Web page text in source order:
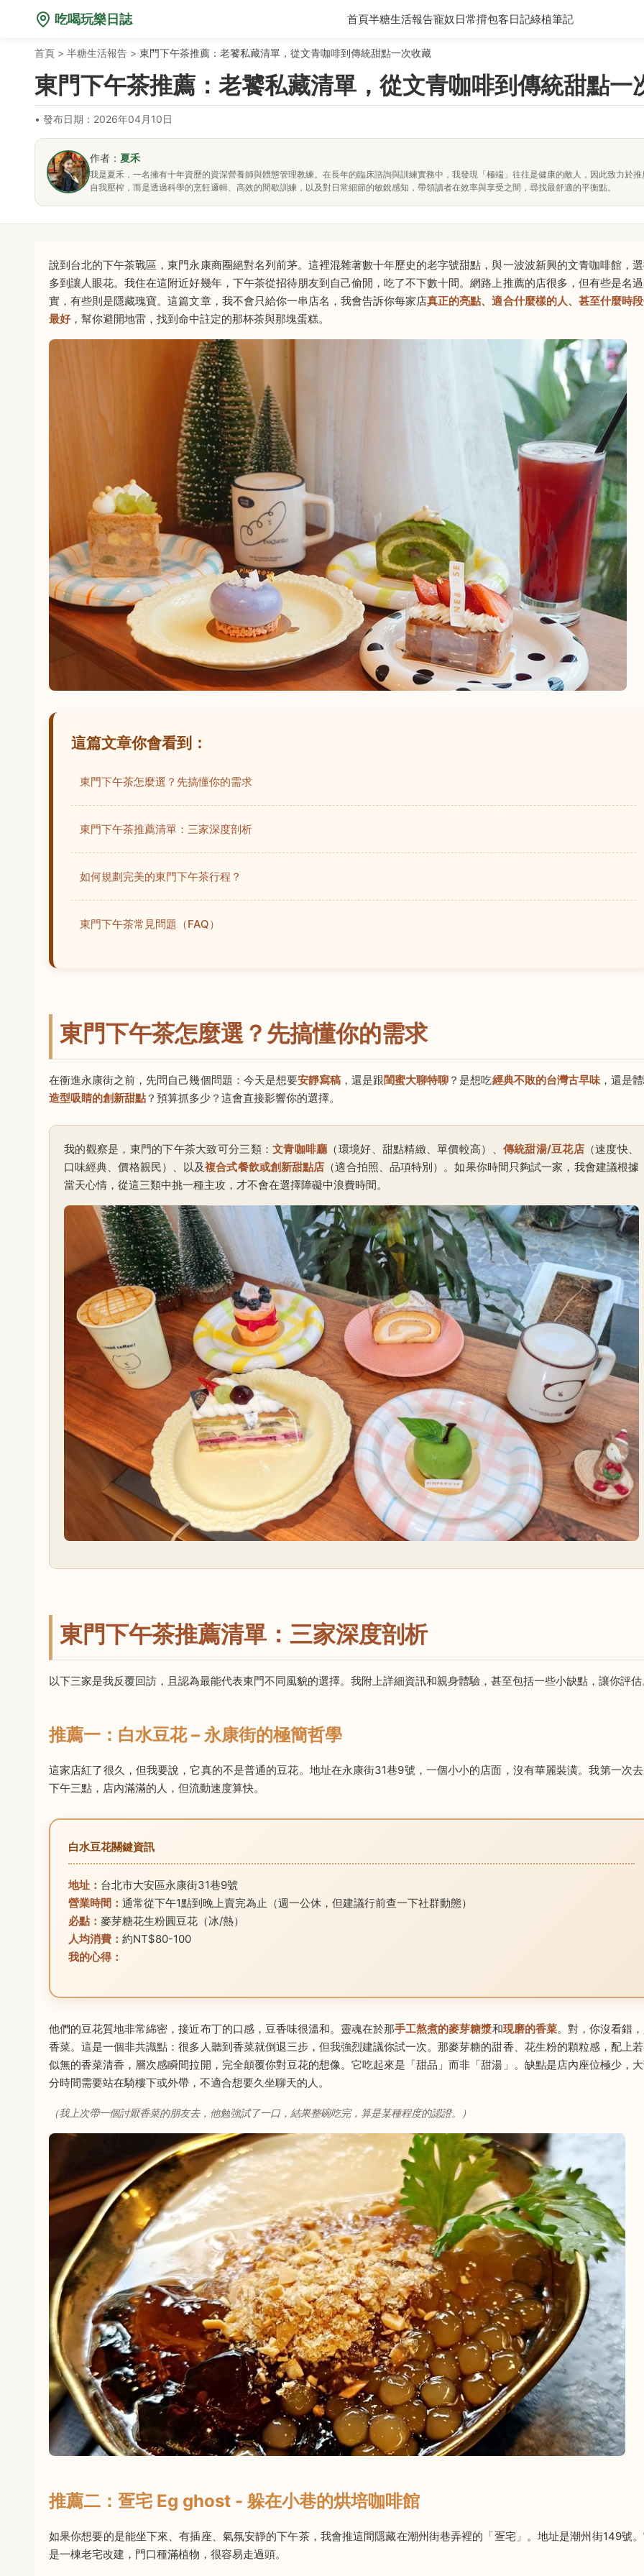
吃喝玩樂日誌 首頁半糖生活報告寵奴日常揹包客日記綠植筆記
首頁 > 半糖生活報告 > 東門下午茶推薦：老饕私藏清單，從文青咖啡到傳統甜點一次收藏
東門下午茶推薦：老饕私藏清單，從文青咖啡到傳統甜點一
• 發布日期：2026年04月10日
作者： 夏禾
我是夏禾，一名擁有十年資歷的資深營養師與體態管理教練。在長年的臨床諮詢與訓練實務中，我發現「極端」往往是健康的敵人，因此致力於
自我壓榨，而是透過科學的烹飪邏輯、高效的間歇訓練，以及對日常細節的敏銳感知，帶領讀者在效率與享受之間，尋找最舒適的平衡點。
說到台北的下午茶戰區，東門永康商圈絕對名列前茅。這裡混雜著數十年歷史的老字號甜點，與一波波新興的文青咖啡館，
多到讓人眼花。我住在這附近好幾年，下午茶從招待朋友到自己偷閒，吃了不下數十間。網路上推薦的店很多，但有些是名
實，有些則是隱藏瑰寶。這篇文章，我不會只給你一串店名，我會告訴你每家店真正的亮點、適合什麼樣的人、甚至什麼時
最好，幫你避開地雷，找到命中註定的那杯茶與那塊蛋糕。
這篇文章你會看到：
東門下午茶怎麼選？先搞懂你的需求
東門下午茶推薦清單：三家深度剖析
如何規劃完美的東門下午茶行程？
東門下午茶常見問題（FAQ）
東門下午茶怎麼選？先搞懂你的需求
在衝進永康街之前，先問自己幾個問題：今天是想要安靜寫稿 ，還是跟閨蜜大聊特聊 ？是想吃經典不敗的台灣古早味，還是
造型吸睛的創新甜點 ？預算抓多少？這會直接影響你的選擇。
我的觀察是，東門的下午茶大致可分三類：文青咖啡廳（環境好、甜點精緻、單價較高）、 傳統甜湯/豆花店（速度快、
口味經典、價格親民）、以及複合式餐飲或創新甜點店 （適合拍照、品項特別）。如果你時間只夠試一家，我會建議根據
當天心情，從這三類中挑一種主攻，才不會在選擇障礙中浪費時間。
東門下午茶推薦清單：三家深度剖析
以下三家是我反覆回訪，且認為最能代表東門不同風貌的選擇。我附上詳細資訊和親身體驗，甚至包括一些小缺點，讓你評
推薦一：白水豆花 – 永康街的極簡哲學
這家店紅了很久，但我要說，它真的不是普通的豆花。地址在永康街31巷9號，一個小小的店面，沒有華麗裝潢。我第一次
下午三點，店內滿滿的人，但流動速度算快。
白水豆花關鍵資訊
地址： 台北市大安區永康街31巷9號
營業時間： 通常從下午1點到晚上賣完為止（週一公休，但建議行前查一下社群動態）
必點： 麥芽糖花生粉圓豆花（冰/熱）
人均消費： 約NT$80-100
我的心得：
他們的豆花質地非常綿密，接近布丁的口感，豆香味很溫和。靈魂在於那手工熬煮的麥芽糖漿和現磨的香菜。對，你沒看錯
香菜。這是一個非共識點：很多人聽到香菜就倒退三步，但我強烈建議你試一次。那麥芽糖的甜香、花生粉的顆粒感，配上
似無的香菜清香，層次感瞬間拉開，完全顛覆你對豆花的想像。它吃起來是「甜品」而非「甜湯」。缺點是店內座位極少，
分時間需要站在騎樓下或外帶，不適合想要久坐聊天的人。
（我上次帶一個討厭香菜的朋友去，他勉強試了一口，結果整碗吃完，算是某種程度的認證。）
推薦二：疍宅 Eg ghost - 躲在小巷的烘培咖啡館
如果你想要的是能坐下來、有插座、氣氛安靜的下午茶，我會推這間隱藏在潮州街巷弄裡的「疍宅」。地址是潮州街149號
是一棟老宅改建，門口種滿植物，很容易走過頭。